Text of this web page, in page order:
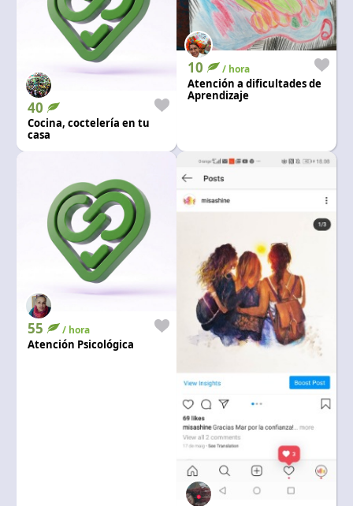
40
Cocina, coctelería en tu
casa
10 / hora
Atención a dificultades de
Aprendizaje
55 / hora
Atención Psicológica